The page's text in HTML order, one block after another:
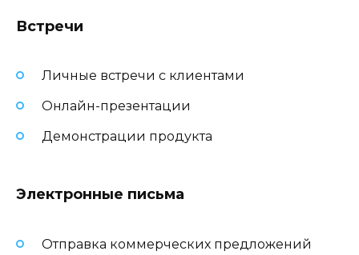
Встречи
Личные встречи с клиентами
Онлайн-презентации
Демонстрации продукта
Электронные письма
Отправка коммерческих предложений